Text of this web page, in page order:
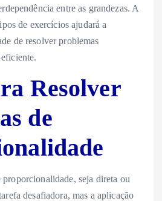
entre as grandezas. A
de exercícios ajudará a
de resolver problemas
Resolver
de
seja direta ou
desafiadora, mas a aplicação